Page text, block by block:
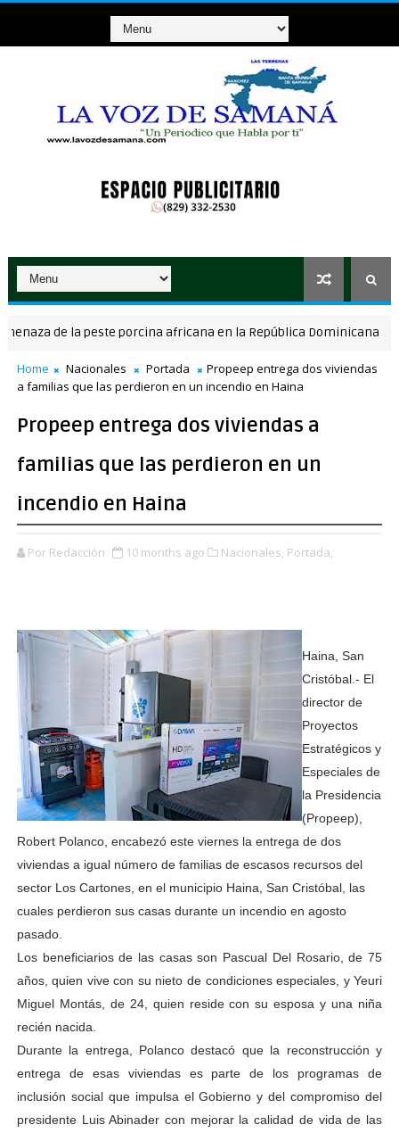
de la peste porcina africana en la República Dominicana
Home Nacionales Portada
Propeep entrega dos viviendas
a familias que las perdieron en un incendio en Haina
Propeep entrega dos viviendas a
familias que las perdieron en un
incendio en Haina
Por Redacción 10 months ago Nacionales, Portada,
Haina, San
Cristóbal.- El
director de
Proyectos
Estratégicos y
Especiales de
la Presidencia
(Propeep),
Robert Polanco, encabezó este viernes la entrega de dos
viviendas a igual número de familias de escasos recursos del
sector Los Cartones, en el municipio Haina, San Cristóbal, las
cuales perdieron sus casas durante un incendio en agosto
pasado.
Los beneficiarios de las casas son Pascual Del Rosario, de 75
años, quien vive con su nieto de condiciones especiales, y Yeuri
Miguel Montás, de 24, quien reside con su esposa y una niña
recién nacida.
Durante la entrega, Polanco destacó que la reconstrucción y
entrega de esas viviendas es parte de los programas de
inclusión social que impulsa el Gobierno y del compromiso del
presidente Luis Abinader con mejorar la calidad de vida de las